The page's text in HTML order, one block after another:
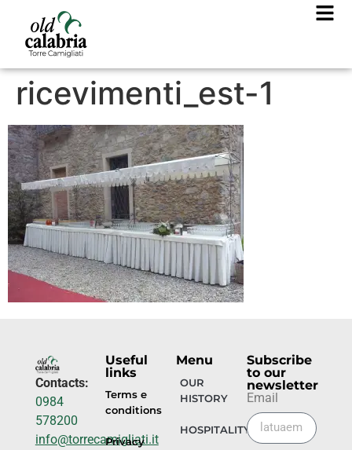
ricevimenti_est-1
Contacts:
0984
578200
info@torrecamigliati.it
Useful
links
Terms e
conditions
Privacy
Menu
OUR
HISTORY
HOSPITALITY
Subscribe
to our
newsletter
Email